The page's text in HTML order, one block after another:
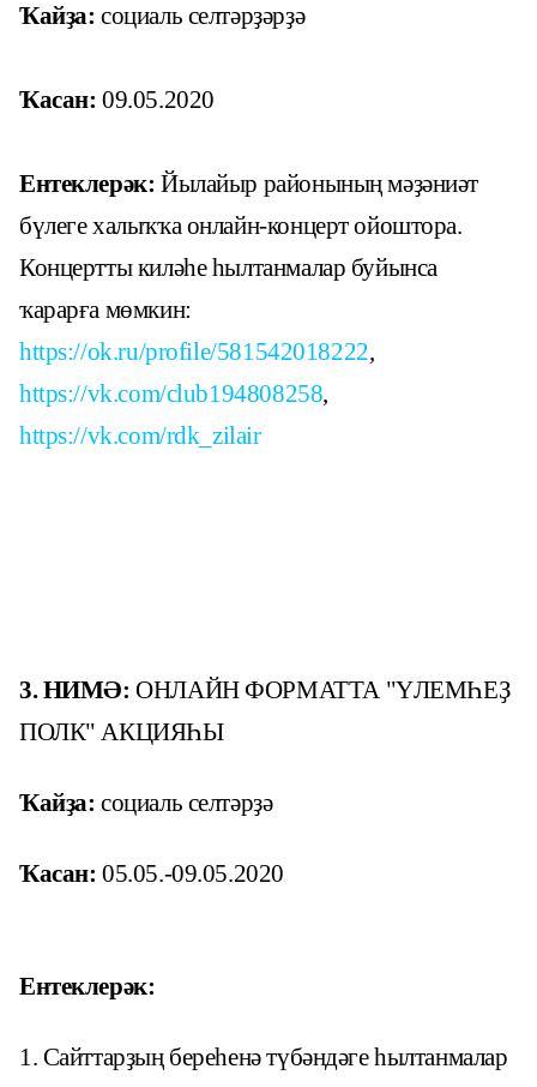
Ҡайҙа: социаль селтәрҙәрҙә
Ҡасан: 09.05.2020
Ентеклерәк: Йылайыр районының мәҙәниәт
бүлеге халыҡҡа онлайн-концерт ойоштора.
Концертты киләһе һылтанмалар буйынса
ҡарарға мөмкин:
https://ok.ru/profile/581542018222,
https://vk.com/club194808258,
https://vk.com/rdk_zilair
3.НИМӘ: ОНЛАЙН ФОРМАТТА "ҮЛЕМҺЕҘ
ПОЛК" АКЦИЯҺЫ
Ҡайҙа:социаль селтәрҙә
Ҡасан: 05.05.-09.05.2020
Ентеклерәк:
1. Сайттарҙың береһенә түбәндәге һылтанмалар